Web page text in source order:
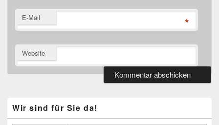
E-Mail *
Website
Seitenleisten
Widget-
Wir sind für Sie da!